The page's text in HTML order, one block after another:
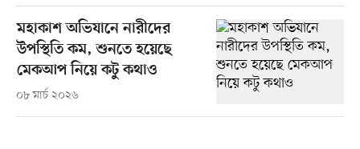
মহাকাশ অভিযানে নারীদের
উপস্থিতি কম, শুনতে হয়েছে
মেকআপ নিয়ে কটু কথাও
০৮ মার্চ ২০২৬